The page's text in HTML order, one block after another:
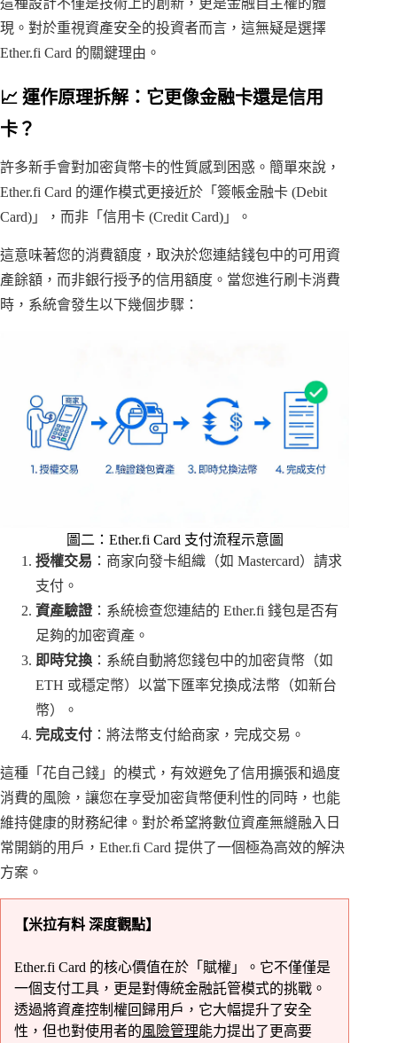
現。對於重視資產安全的投資者而言，這無疑是選擇
Ether.fi Card 的關鍵理由。
📈 運作原理拆解：它更像金融卡還是信用
卡？
許多新手會對加密貨幣卡的性質感到困惑。簡單來說，
Ether.fi Card 的運作模式更接近於「簽帳金融卡 (Debit
Card)」，而非「信用卡 (Credit Card)」。
這意味著您的消費額度，取決於您連結錢包中的可用資
產餘額，而非銀行授予的信用額度。當您進行刷卡消費
時，系統會發生以下幾個步驟：
圖二：Ether.fi Card 支付流程示意圖
授權交易 ：商家向發卡組織（如 Mastercard）請求
支付。
資產驗證 ：系統檢查您連結的 Ether.fi 錢包是否有
足夠的加密資產。
即時兌換 ：系統自動將您錢包中的加密貨幣（如
ETH 或穩定幣）以當下匯率兌換成法幣（如新台
幣）。
完成支付 ：將法幣支付給商家，完成交易。
這種「花自己錢」的模式，有效避免了信用擴張和過度
消費的風險，讓您在享受加密貨幣便利性的同時，也能
維持健康的財務紀律。對於希望將數位資產無縫融入日
常開銷的用戶，Ether.fi Card 提供了一個極為高效的解決
方案。
【米拉有料 深度觀點】
Ether.fi Card 的核心價值在於「賦權」。它不僅僅是
一個支付工具，更是對傳統金融託管模式的挑戰。
透過將資產控制權回歸用戶，它大幅提升了安全
性，但也對使用者的風險管理能力提出了更高要